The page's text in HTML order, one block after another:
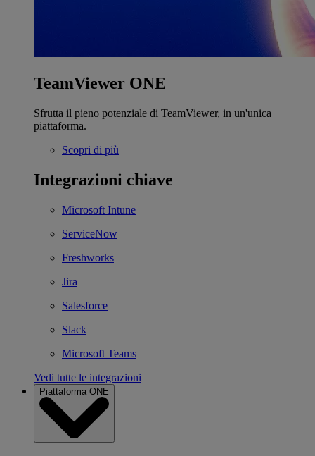
TeamViewer ONE
Sfrutta il pieno potenziale di TeamViewer, in un'unica
piattaforma.
Scopri di più
Integrazioni chiave
Microsoft Intune
ServiceNow
Freshworks
Jira
Salesforce
Slack
Microsoft Teams
Vedi tutte le integrazioni
Piattaforma ONE